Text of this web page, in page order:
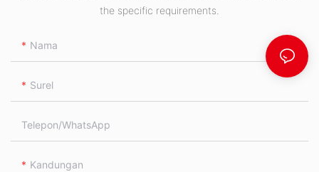
the specific requirements.
Nama
Surel
Telepon/WhatsApp
Kandungan